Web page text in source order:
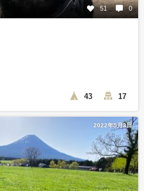
51 0
43 17
2022年5月3日